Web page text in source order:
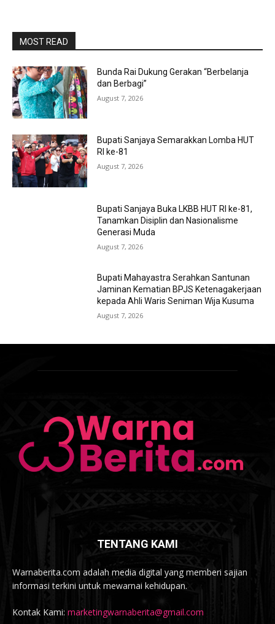
MOST READ
Bunda Rai Dukung Gerakan “Berbelanja
dan Berbagi”
August 7, 2026
Bupati Sanjaya Semarakkan Lomba HUT
RI ke-81
August 7, 2026
Bupati Sanjaya Buka LKBB HUT RI ke-81,
Tanamkan Disiplin dan Nasionalisme
Generasi Muda
August 7, 2026
Bupati Mahayastra Serahkan Santunan
Jaminan Kematian BPJS Ketenagakerjaan
kepada Ahli Waris Seniman Wija Kusuma
August 7, 2026
TENTANG KAMI
Warnaberita.com adalah media digital yang memberi sajian
informasi terkini untuk mewarnai kehidupan.
Kontak Kami: marketingwarnaberita@gmail.com